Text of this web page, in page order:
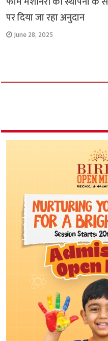
पर दिया जा रहा अनुदान
June 28, 2025